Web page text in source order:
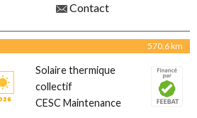
Contact
570.6 km
Solaire thermique
collectif
CESC Maintenance